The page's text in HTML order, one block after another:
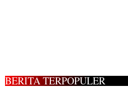
BERITA TERPOPULER